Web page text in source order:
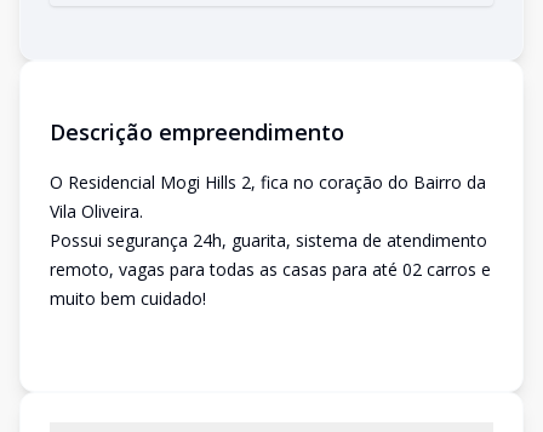
Descrição empreendimento
O Residencial Mogi Hills 2, fica no coração do Bairro da
Vila Oliveira.
Possui segurança 24h, guarita, sistema de atendimento
remoto, vagas para todas as casas para até 02 carros e
muito bem cuidado!